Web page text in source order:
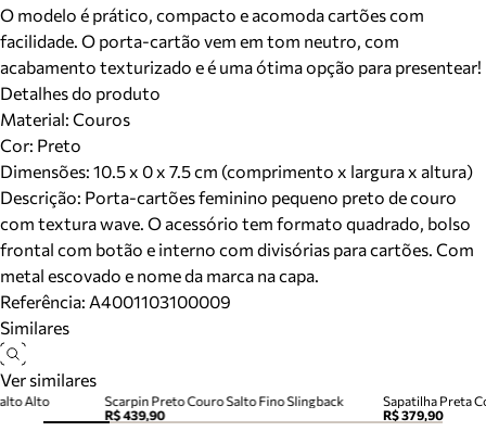
O modelo é prático, compacto e acomoda cartões com
facilidade. O porta-cartão vem em tom neutro, com
acabamento texturizado e é uma ótima opção para presentear!
Detalhes do produto
Material: Couros
Cor: Preto
Dimensões: 10.5 x 0 x 7.5 cm (comprimento x largura x altura)
Descrição: Porta-cartões feminino pequeno preto de couro
com textura wave. O acessório tem formato quadrado, bolso
frontal com botão e interno com divisórias para cartões. Com
metal escovado e nome da marca na capa.
Referência: A4001103100009
Similares
Ver similares
Scarpin Preto Couro Salto Fino Slingback
R$ 439,90
Sapatilha Preta
R$ 379,90
Alto